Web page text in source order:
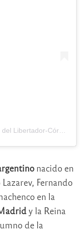
Una publicación compartida por Teatro del Libertador-Córdoba (@teatrodellibertador)
nacido en
Fernando
en la
y la Reina
de la